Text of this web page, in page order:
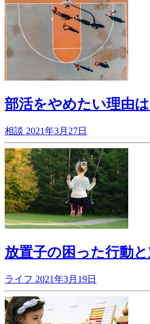
部活をやめたい理由
相談 2021年3月27日
放置子の困った行動
ライフ 2021年3月19日